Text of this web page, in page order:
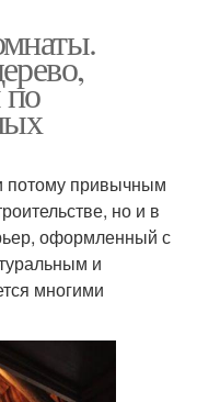
по
потому привычным
но и в
оформленный с
и
многими